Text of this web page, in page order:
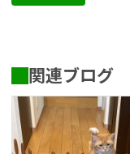
関連ブログ